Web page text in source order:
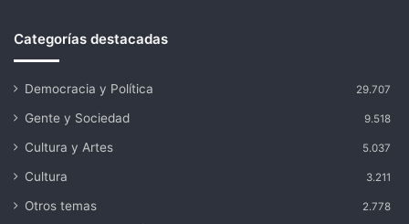
Categorías destacadas
Democracia y Política 29.707
Gente y Sociedad 9.518
Cultura y Artes 5.037
Cultura 3.211
Otros temas 2.778